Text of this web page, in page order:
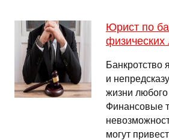
Юрист по
физических
Банкротство
и
жизни любого
Финансовые
могут